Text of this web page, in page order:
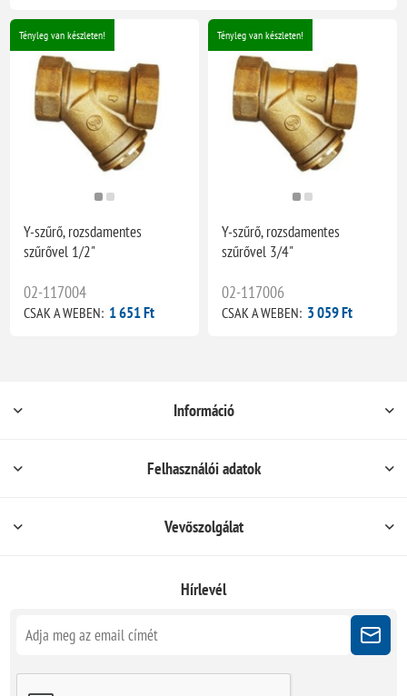
Tényleg van készleten!
Y-szűrő, rozsdamentes
szűrővel 1/2"
02-117004
CSAK A WEBEN: 1 651 Ft
Tényleg van készleten!
Y-szűrő, rozsdamentes
szűrővel 3/4"
02-117006
CSAK A WEBEN: 3 059 Ft
Információ
Felhasználói adatok
Vevőszolgálat
Hírlevél